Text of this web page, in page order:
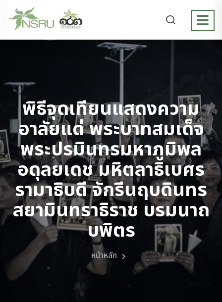
พิธีจุดเทียนแสดงความ
อาลัยแด่ พระบาทสมเด็จ
พระปรมินทรมหาภูมิพล
อดุลยเดช มหิตลาธิเบศร
รามาธิบดี จักรีนฤบดินทร
สยามินทราธิราช บรมนาถ
บพิตร
หน้าหลัก